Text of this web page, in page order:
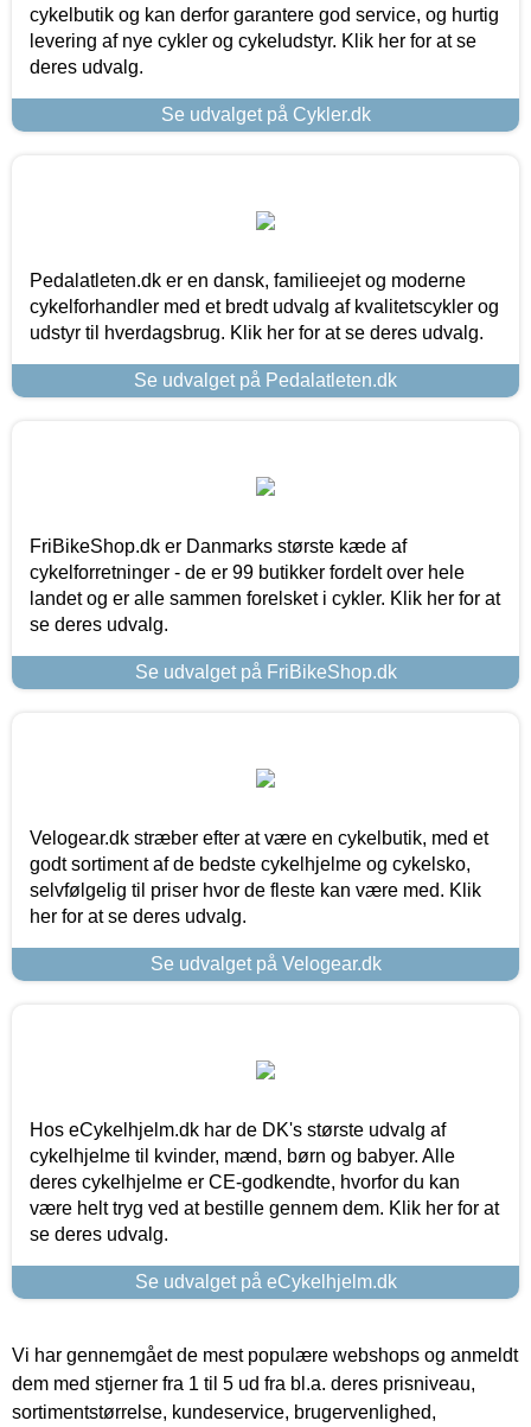
cykelbutik og kan derfor garantere god service, og hurtig
levering af nye cykler og cykeludstyr. Klik her for at se
deres udvalg.
Se udvalget på Cykler.dk
Pedalatleten.dk er en dansk, familieejet og moderne
cykelforhandler med et bredt udvalg af kvalitetscykler og
udstyr til hverdagsbrug. Klik her for at se deres udvalg.
Se udvalget på Pedalatleten.dk
FriBikeShop.dk er Danmarks største kæde af
cykelforretninger - de er 99 butikker fordelt over hele
landet og er alle sammen forelsket i cykler. Klik her for at
se deres udvalg.
Se udvalget på FriBikeShop.dk
Velogear.dk stræber efter at være en cykelbutik, med et
godt sortiment af de bedste cykelhjelme og cykelsko,
selvfølgelig til priser hvor de fleste kan være med. Klik
her for at se deres udvalg.
Se udvalget på Velogear.dk
Hos eCykelhjelm.dk har de DK's største udvalg af
cykelhjelme til kvinder, mænd, børn og babyer. Alle
deres cykelhjelme er CE-godkendte, hvorfor du kan
være helt tryg ved at bestille gennem dem. Klik her for at
se deres udvalg.
Se udvalget på eCykelhjelm.dk
Vi har gennemgået de mest populære webshops og anmeldt
dem med stjerner fra 1 til 5 ud fra bl.a. deres prisniveau,
sortimentstørrelse, kundeservice, brugervenlighed,